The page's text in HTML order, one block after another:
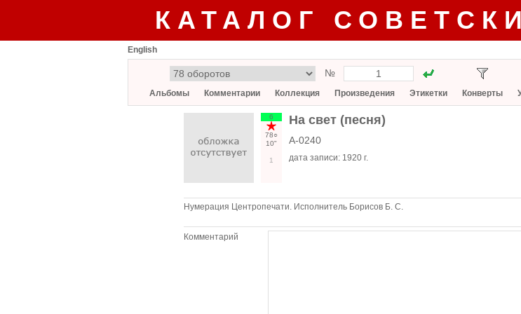
КАТАЛОГ
English
№
Альбомы Комментарии Коллекция Произведения Этикетки Конверты
6
78○
10"
1
На свет (песня)
А-0240
дата записи: 1920 г.
Нумерация Центропечати. Исполнитель Борисов Б. С.
Комментарий